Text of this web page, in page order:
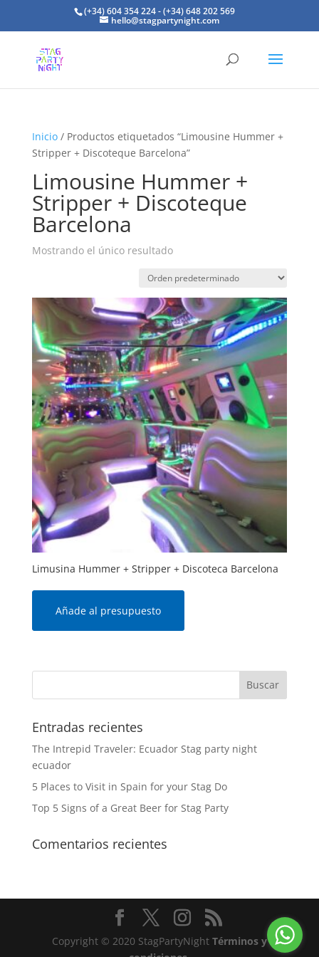
(+34) 604 354 224 - (+34) 648 202 569
hello@stagpartynight.com
Inicio/ Productos etiquetados “Limousine Hummer +
Stripper + Discoteque Barcelona”
Limousine Hummer +
Stripper + Discoteque
Barcelona
Mostrando el único resultado
Limusina Hummer + Stripper + Discoteca Barcelona
Añade al presupuesto
Entradas recientes
The Intrepid Traveler: Ecuador Stag party night
ecuador
5 Places to Visit in Spain for your Stag Do
Top 5 Signs of a Great Beer for Stag Party
Comentarios recientes
Copyright © 2020 StagPartyNight Términos y